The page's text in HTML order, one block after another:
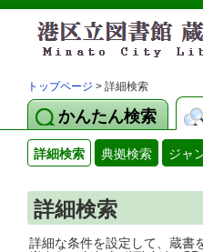
トップページ > 詳細検索
かんたん検索
詳細検索 典拠検索 ジャ
詳細検索
詳細な条件を設定して、蔵書